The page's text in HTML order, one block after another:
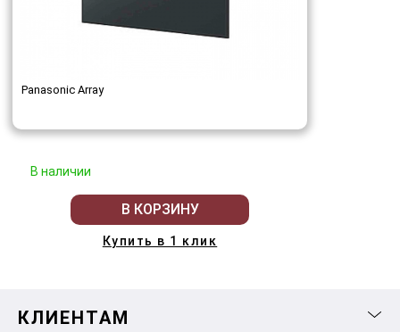
Panasonic Array
В наличии
В КОРЗИНУ
Купить в 1 клик
КЛИЕНТАМ